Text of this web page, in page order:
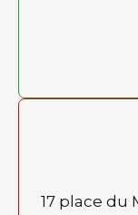
17 place du